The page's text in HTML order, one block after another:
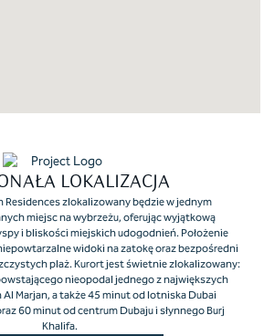
LOKALIZACJA
Residences zlokalizowany będzie w jednym
miejsc na wybrzeżu, oferując wyjątkową
i bliskości miejskich udogodnień. Położenie
widoki na zatokę oraz bezpośredni
plaż. Kurort jest świetnie zlokalizowany:
nieopodal jednego z największych
Marjan, a także 45 minut od lotniska Dubai
60 minut od centrum Dubaju i słynnego Burj
Khalifa.